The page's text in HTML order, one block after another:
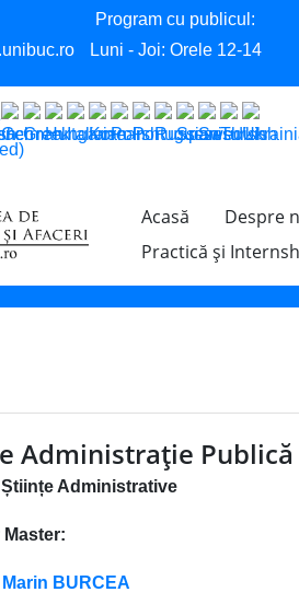
Program cu publicul:
Luni - Joi: Orele 12-14
Acasă Despre
Practică și
Administraţie
Științe Administrative
BURCEA